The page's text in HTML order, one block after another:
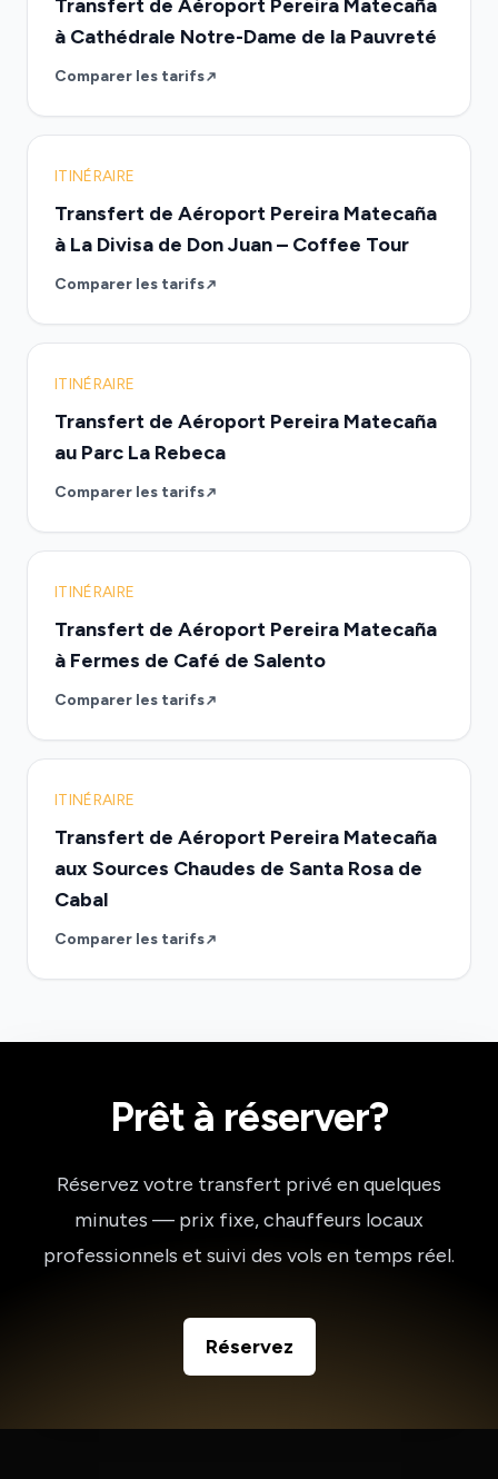
Transfert de Aéroport Pereira Matecaña
à Cathédrale Notre-Dame de la Pauvreté
Comparer les tarifs
ITINÉRAIRE
Transfert de Aéroport Pereira Matecaña
à La Divisa de Don Juan – Coffee Tour
Comparer les tarifs
ITINÉRAIRE
Transfert de Aéroport Pereira Matecaña
au Parc La Rebeca
Comparer les tarifs
ITINÉRAIRE
Transfert de Aéroport Pereira Matecaña
à Fermes de Café de Salento
Comparer les tarifs
ITINÉRAIRE
Transfert de Aéroport Pereira Matecaña
aux Sources Chaudes de Santa Rosa de
Cabal
Comparer les tarifs
Prêt à réserver?
Réservez votre transfert privé en quelques
minutes — prix fixe, chauffeurs locaux
professionnels et suivi des vols en temps réel.
Réservez